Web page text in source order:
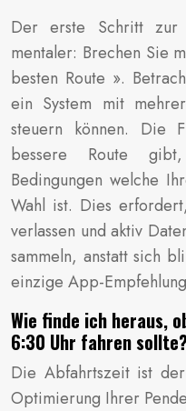
Der erste Schritt zur
mentaler: Brechen Sie
besten Route ».
ein System mit
steuern können. Die
bessere Route
Bedingungen welche
Wahl ist. Dies
verlassen und aktiv
sammeln, anstatt sich
einzige App-
Wie finde ich heraus,
6:30 Uhr fahren
Die Abfahrtszeit ist
Optimierung Ihrer